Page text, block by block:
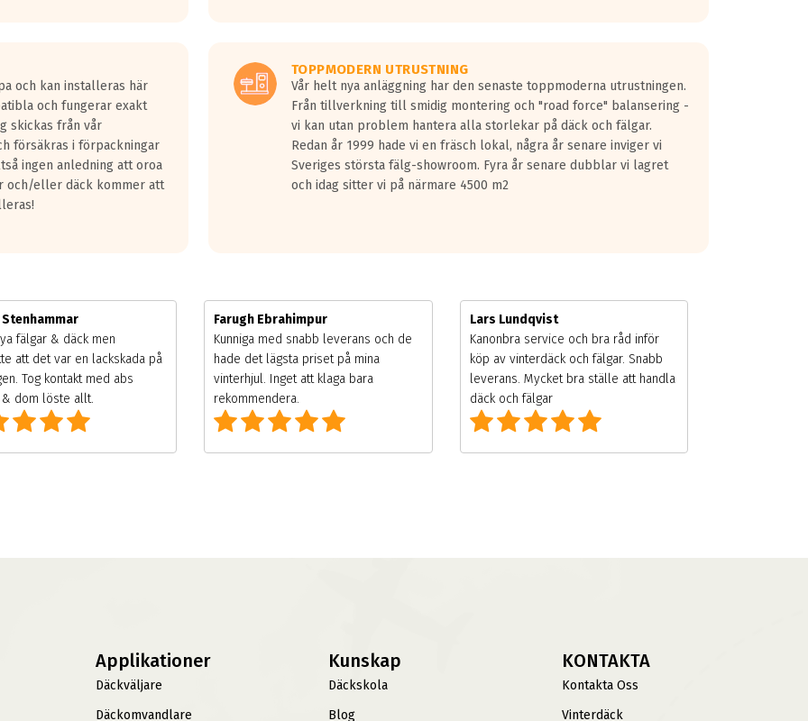
och kan installeras här
och fungerar exakt
skickas från vår
försäkras i förpackningar
ingen anledning att oroa
och/eller däck kommer att
TOPPMODERN UTRUSTNING
Vår helt nya anläggning har den senaste toppmoderna utrustningen.
Från tillverkning till smidig montering och "road force" balansering -
vi kan utan problem hantera alla storlekar på däck och fälgar.
Redan år 1999 hade vi en fräsch lokal, några år senare inviger vi
Sveriges största fälg-showroom. Fyra år senare dubblar vi lagret
och idag sitter vi på närmare 4500 m2
Stenhammar
fälgar & däck men
att det var en lackskada på
Tog kontakt med abs
dom löste allt.
Farugh Ebrahimpur
Kunniga med snabb leverans och de
hade det lägsta priset på mina
vinterhjul. Inget att klaga bara
rekommendera.
Lars Lundqvist
Kanonbra service och bra råd inför
köp av vinterdäck och fälgar. Snabb
leverans. Mycket bra ställe att handla
däck och fälgar
Applikationer
Däckväljare
Däckomvandlare
Kunskap
Däckskola
Blog
KONTAKTA
Kontakta Oss
Vinterdäck